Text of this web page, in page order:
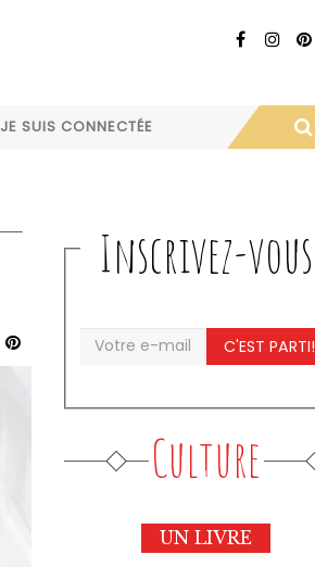
JE SUIS CONNECTÉE
Inscrivez-vous
C'EST PARTI!
Culture
UN LIVRE